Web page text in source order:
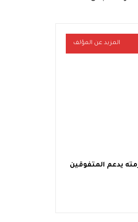
المزيد عن المؤلف
رمته يدعم المتفوقين